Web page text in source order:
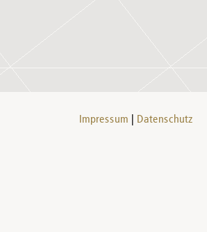
Impressum Datenschutz